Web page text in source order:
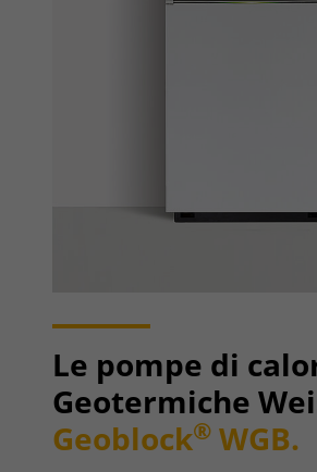
Le pompe di
Geotermiche
Geoblock® WGB.